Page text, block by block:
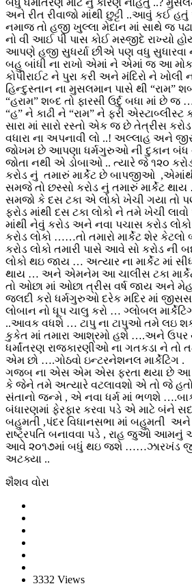
અને રીત રીવાજો માંથી છુટ્ટી ..આવું કઈ હતું
નમાજ તો હજી ખુલ્લા મેદાન માં સાથે જ
નો વી આઈ પી પાસ કોઈ મસ્જીદે રાખ્યો
આપણે હજી સુધર્યા છીએ પણ વધુ
બહુ બાંધી ના રાખો એમાં ને એમાં જ આ
કોપીરાઈટ ને પુરા કરી અને મંદિરો ને ખોલી
હિન્દુસ્તાન ના મુસલમાન પાસે થી “રામ”
“હરામ” શબ્દ તો ફારસી ઉર્દુ બધા માં છે જ
“હ” ને કાઢી ને “રામ” ને ફરી એસ્ટાબ્લીસ્ટ
સારા માં સારો રસ્તો એક જ છે તેત્રીસ
વધારા ના અપનાવી લો ..! અલ્લાહ અને
જોખમ છે આપણા ધર્મગુરુઓ ની દુકાન બંધ
જોતા નથી એ ડોબાઓ .. ત્યારે જે ૧૨૦ કરોડ
કરોડ નું તમારું માર્કેટ છે બાપજીઓ
સમજે તો છસ્સો કરોડ નું તમારું માર્કેટ થાય
સમજો કે દસ ટકા એ લોકો ખેચી ગયા તો
ફરોડ માંથી દસ ટકા લોકો ને તમે ખેચી
માંથી નેવું કરોડ અને નવા પચાસ કરોડ
કરોડ લોકો ……તો તમારો માર્કેટ શેર
કરોડ લોકો તમારી પાસે આવે સો કરોડ ની
લોકો થઇ જાય … અત્યાર ના માર્કેટ માં
થાય … અને એમનેમ આ ચાલીસ ટકા માર્કેટ
તો ઓછા માં ઓછા ત્રીસ વર્ષ જાય અને
જલદી કરો ધર્મગુરુઓ દરેક મદિર માં
લોબાન નો ધૂપ ચાલુ કરો … ગ્લોબલ
..આવક વધશે … ટાપુ ના ટાપુઓ તમે લઇ
કુકેત માં તમારા આશ્રમો હશે ….અને ઉપર
ધર્માંતરણ રાજકારણીઓ ના ગતકડા ને તો
એમ છો ….ગોઠવો ઇન્ટરનેશનલ માર્કેટિંગ .
ગજબ ના એસ એમ એસ ફરતા થયા છે આ
કે જેને તમે અત્યારે વટલાવશો એ તો જે
સંતાનો જન્મે , એ નવા ધર્મ માં ભળશે ….બાકી
બંધારણમાં ફેરફાર કરવા પડે એ માટે બંને
બહુમતી ,પંદર વિધાનસભા માં બહુમતી
રાષ્ટ્રપતિ બનાવવા પડે , રાહ જુઓ આમનું
આવે ૨૦૧૭માં બધું થઇ જશે ……ઝારખંડ
અટક્યા ..
શૈશવ વોરા
3332 Views